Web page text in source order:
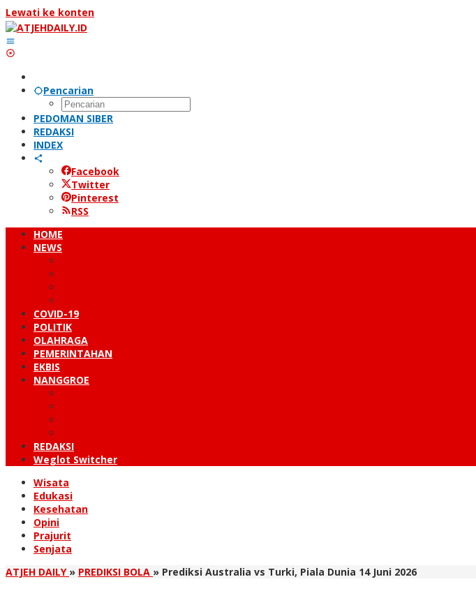
Lewati ke konten
Pencarian
PEDOMAN SIBER
REDAKSI
INDEX
Facebook
Twitter
Pinterest
RSS
HOME
NEWS
COVID-19
POLITIK
OLAHRAGA
PEMERINTAHAN
EKBIS
NANGGROE
REDAKSI
Weglot Switcher
Wisata
Edukasi
Kesehatan
Opini
Prajurit
Senjata
ATJEH DAILY » PREDIKSI BOLA » Prediksi Australia vs Turki, Piala Dunia 14 Juni 2026